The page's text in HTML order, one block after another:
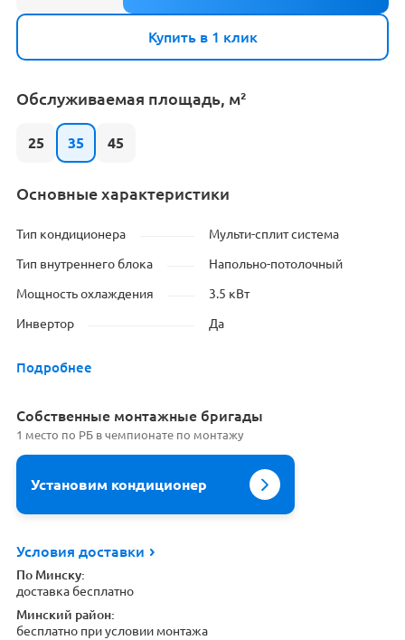
Купить в 1 клик
Обслуживаемая площадь, м²
25 35 45
Основные характеристики
Тип кондиционера Мульти-сплит система
Тип внутреннего блока Напольно-потолочный
Мощность охлаждения 3.5 кВт
Инвертор Да
Подробнее
Cобственные монтажные бригады
1 место по РБ в чемпионате по монтажу
Установим кондиционер
Условия доставки
По Минску:
доставка бесплатно
Минский район:
бесплатно при условии монтажа